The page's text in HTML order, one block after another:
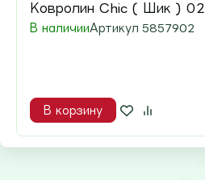
Ковролин Chic ( Шик ) 02
В наличииАртикул 5857902
В корзину